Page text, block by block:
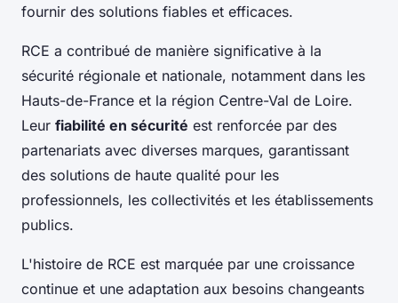
fournir des solutions fiables et efficaces.
RCE a contribué de manière significative à la
sécurité régionale et nationale, notamment dans les
Hauts-de-France et la région Centre-Val de Loire.
Leur fiabilité en sécurité est renforcée par des
partenariats avec diverses marques, garantissant
des solutions de haute qualité pour les
professionnels, les collectivités et les établissements
publics.
L'histoire de RCE est marquée par une croissance
continue et une adaptation aux besoins changeants